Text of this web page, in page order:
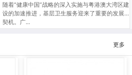
随着“健康中国”战略的深入实施与粤港澳大湾区建
设的加速推进，基层卫生服务迎来了重要的发展
契机。广...
更多